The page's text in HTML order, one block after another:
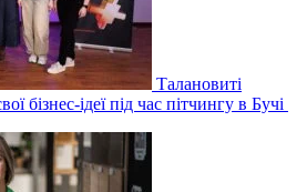
Талановиті
бізнес-ідеї під час пітчингу в Бучі